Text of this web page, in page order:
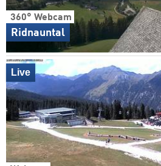
360° Webcam
Ridnauntal
Live